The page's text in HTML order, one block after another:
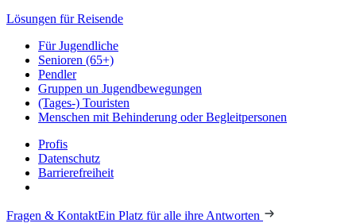
Lösungen für Reisende
Für Jugendliche
Senioren (65+)
Pendler
Gruppen un Jugendbewegungen
(Tages-) Touristen
Menschen mit Behinderung oder Begleitpersonen
Profis
Datenschutz
Barrierefreiheit
Fragen & KontaktEin Platz für alle ihre Antworten